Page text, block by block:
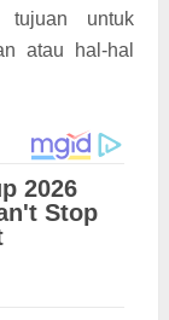
tujuan untuk
atau hal-hal